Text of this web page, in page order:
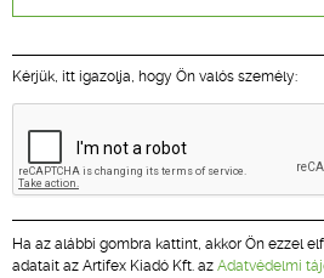
Kérjük, itt igazolja, hogy Ön valós személy:
Ha az alábbi gombra kattint, akkor Ön ezzel
adatait az Artifex Kiadó Kft. az Adatvédelmi